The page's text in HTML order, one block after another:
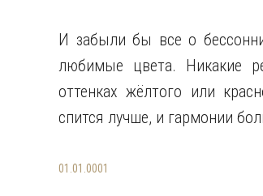
И забыли бы все о
любимые цвета. Никакие
оттенках жёлтого или
спится лучше, и гармонии
01.01.0001